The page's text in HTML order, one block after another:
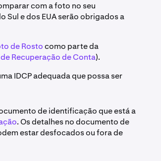
com a foto no seu
e dos EUA serão obrigados a
de Rostocomo parte da
Recuperação de Conta).
IDCP adequada que possa ser
de identificação que está a
. Os detalhes no documento de
estar desfocados ou fora de